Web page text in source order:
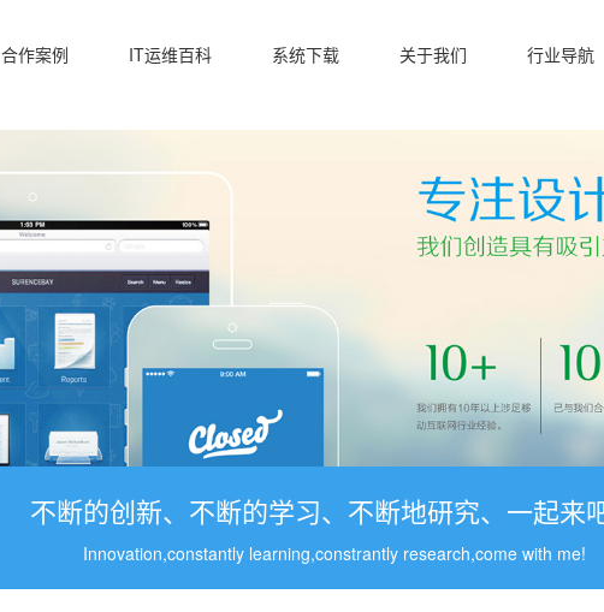
合作案例 IT运维百科 系统下载 关于我们 行业导航
不断的创新、不断的学习、不断地研究、一起来
Innovation,constantly learning,constrantly research,come with me!